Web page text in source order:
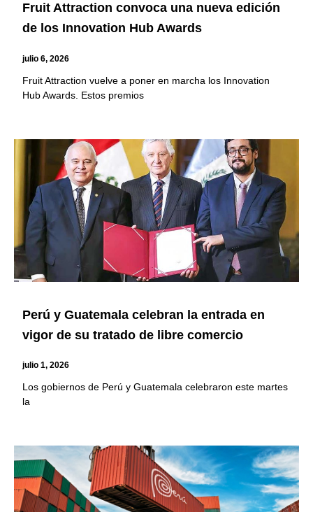
Fruit Attraction convoca una nueva edición
de los Innovation Hub Awards
julio 6, 2026
Fruit Attraction vuelve a poner en marcha los Innovation
Hub Awards. Estos premios
Perú y Guatemala celebran la entrada en
vigor de su tratado de libre comercio
julio 1, 2026
Los gobiernos de Perú y Guatemala celebraron este martes
la